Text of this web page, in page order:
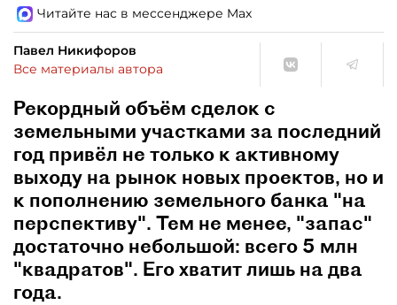
Читайте нас в мессенджере Max
Павел Никифоров
Все материалы автора
Рекордный объём сделок с
земельными участками за последний
год привёл не только к активному
выходу на рынок новых проектов, но и
к пополнению земельного банка "на
перспективу". Тем не менее, "запас"
достаточно небольшой: всего 5 млн
"квадратов". Его хватит лишь на два
года.